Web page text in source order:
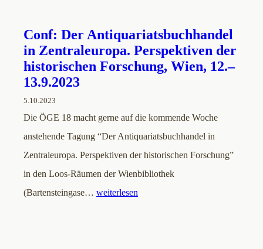
Conf: Der Antiquariatsbuchhandel
in Zentraleuropa. Perspektiven der
historischen Forschung, Wien, 12.–
13.9.2023
5.10.2023
Die ÖGE 18 macht gerne auf die kommende Woche
anstehende Tagung “Der Antiquariatsbuchhandel in
Zentraleuropa. Perspektiven der historischen Forschung”
in den Loos-Räumen der Wienbibliothek
(Bartensteingase… weiterlesen